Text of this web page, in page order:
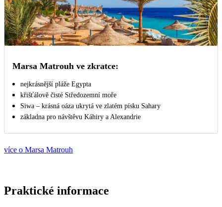
Marsa Matrouh ve zkratce:
nejkrásnější pláže Egypta
křišťálově čisté Středozemní moře
Siwa – krásná oáza ukrytá ve zlatém písku Sahary
základna pro návštěvu Káhiry a Alexandrie
více o Marsa Matrouh
Praktické informace